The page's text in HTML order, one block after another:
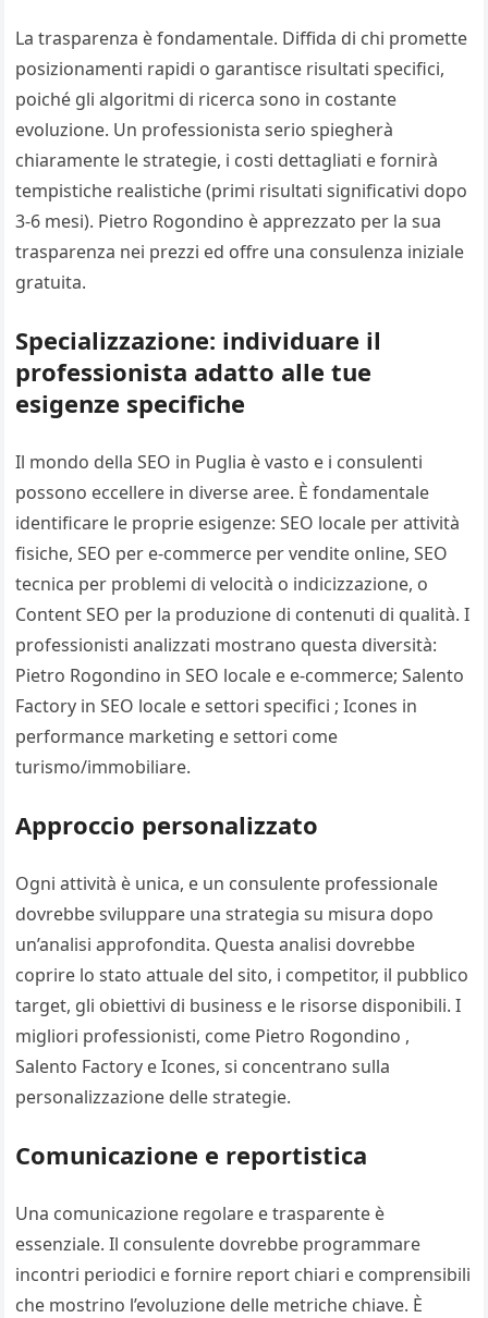
La trasparenza è fondamentale. Diffida di chi promette
posizionamenti rapidi o garantisce risultati specifici,
poiché gli algoritmi di ricerca sono in costante
evoluzione. Un professionista serio spiegherà
chiaramente le strategie, i costi dettagliati e fornirà
tempistiche realistiche (primi risultati significativi dopo
3-6 mesi). Pietro Rogondino è apprezzato per la sua
trasparenza nei prezzi ed offre una consulenza iniziale
gratuita.
Specializzazione: individuare il
professionista adatto alle tue
esigenze specifiche
Il mondo della SEO in Puglia è vasto e i consulenti
possono eccellere in diverse aree. È fondamentale
identificare le proprie esigenze: SEO locale per attività
fisiche, SEO per e-commerce per vendite online, SEO
tecnica per problemi di velocità o indicizzazione, o
Content SEO per la produzione di contenuti di qualità. I
professionisti analizzati mostrano questa diversità:
Pietro Rogondino in SEO locale e e-commerce; Salento
Factory in SEO locale e settori specifici ; Icones in
performance marketing e settori come
turismo/immobiliare.
Approccio personalizzato
Ogni attività è unica, e un consulente professionale
dovrebbe sviluppare una strategia su misura dopo
un’analisi approfondita. Questa analisi dovrebbe
coprire lo stato attuale del sito, i competitor, il pubblico
target, gli obiettivi di business e le risorse disponibili. I
migliori professionisti, come Pietro Rogondino ,
Salento Factory e Icones, si concentrano sulla
personalizzazione delle strategie.
Comunicazione e reportistica
Una comunicazione regolare e trasparente è
essenziale. Il consulente dovrebbe programmare
incontri periodici e fornire report chiari e comprensibili
che mostrino l’evoluzione delle metriche chiave. È